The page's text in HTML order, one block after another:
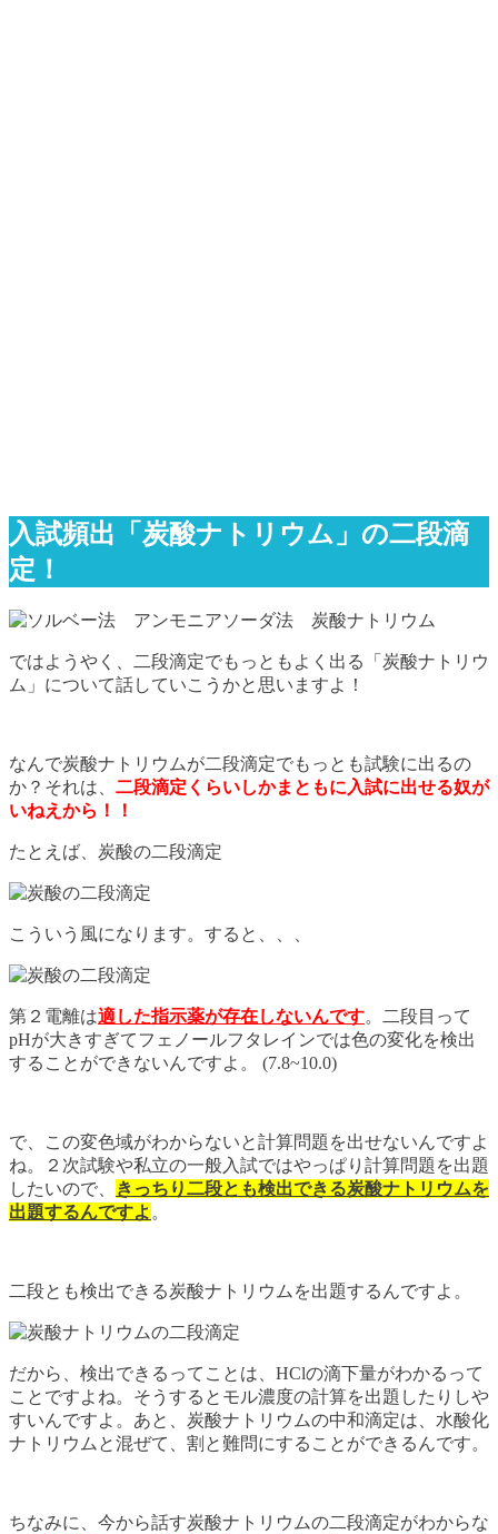
入試頻出「炭酸ナトリウム」の二段滴
定！
ではようやく、二段滴定でもっともよく出る「炭酸ナトリウ
ム」について話していこうかと思いますよ！
なんで炭酸ナトリウムが二段滴定でもっとも試験に出るの
か？それは、 二段滴定くらいしかまともに入試に出せる奴が
いねえから！！
たとえば、炭酸の二段滴定
こういう風になります。すると、、、
第２電離は適した指示薬が存在しないんです。二段目って
pHが大きすぎてフェノールフタレインでは色の変化を検出
することができないんですよ。 (7.8~10.0)
で、この変色域がわからないと計算問題を出せないんですよ
ね。２次試験や私立の一般入試ではやっぱり計算問題を出題
したいので、
きっちり二段とも検出できる炭酸ナトリウムを
出題するんですよ 。
二段とも検出できる炭酸ナトリウムを出題するんですよ。
だから、検出できるってことは、HClの滴下量がわかるって
ことですよね。そうするとモル濃度の計算を出題したりしや
すいんですよ。あと、炭酸ナトリウムの中和滴定は、水酸化
ナトリウムと混ぜて、割と難問にすることができるんです。
ちなみに、今から話す炭酸ナトリウムの二段滴定がわからな